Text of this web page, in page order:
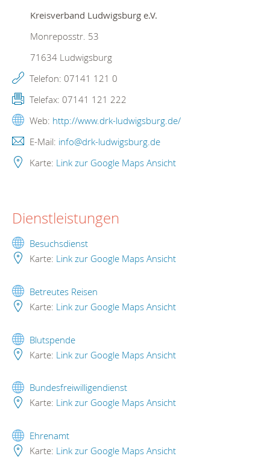
Kreisverband Ludwigsburg e.V.
Monreposstr. 53
71634 Ludwigsburg
Telefon: 07141 121 0
Telefax: 07141 121 222
Web: http://www.drk-ludwigsburg.de/
E-Mail: info@drk-ludwigsburg.de
Karte: Link zur Google Maps Ansicht
Dienstleistungen
Besuchsdienst
Karte: Link zur Google Maps Ansicht
Betreutes Reisen
Karte: Link zur Google Maps Ansicht
Blutspende
Karte: Link zur Google Maps Ansicht
Bundesfreiwilligendienst
Karte: Link zur Google Maps Ansicht
Ehrenamt
Karte: Link zur Google Maps Ansicht